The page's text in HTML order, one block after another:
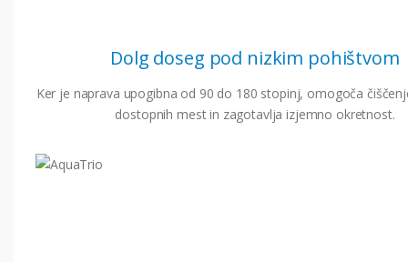
Dolg doseg pod nizkim pohištvom
Ker je naprava upogibna od 90 do 180 stopinj, omogoča
dostopnih mest in zagotavlja izjemno okretnost.